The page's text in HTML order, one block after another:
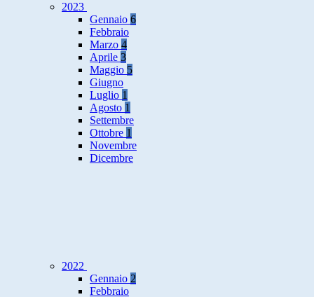
2023
Gennaio 6
Febbraio
Marzo 4
Aprile 3
Maggio 5
Giugno
Luglio 1
Agosto 1
Settembre
Ottobre 1
Novembre
Dicembre
2022
Gennaio 2
Febbraio